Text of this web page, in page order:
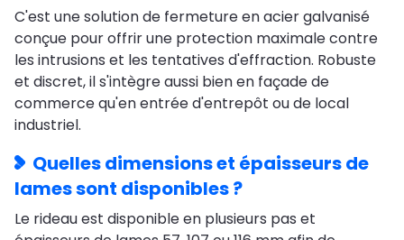
C'est une solution de fermeture en acier galvanisé
conçue pour offrir une protection maximale contre
les intrusions et les tentatives d'effraction. Robuste
et discret, il s'intègre aussi bien en façade de
commerce qu'en entrée d'entrepôt ou de local
industriel.
Quelles dimensions et épaisseurs de
lames sont disponibles ?
Le rideau est disponible en plusieurs pas et